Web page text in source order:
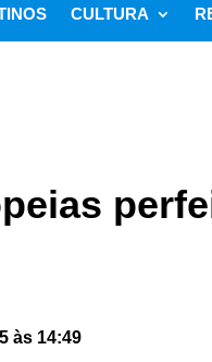
CULTURA
às 14:49